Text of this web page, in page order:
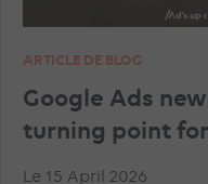
ARTICLE DE BLOG
Google Ads
turning point
Le 15 April 2026